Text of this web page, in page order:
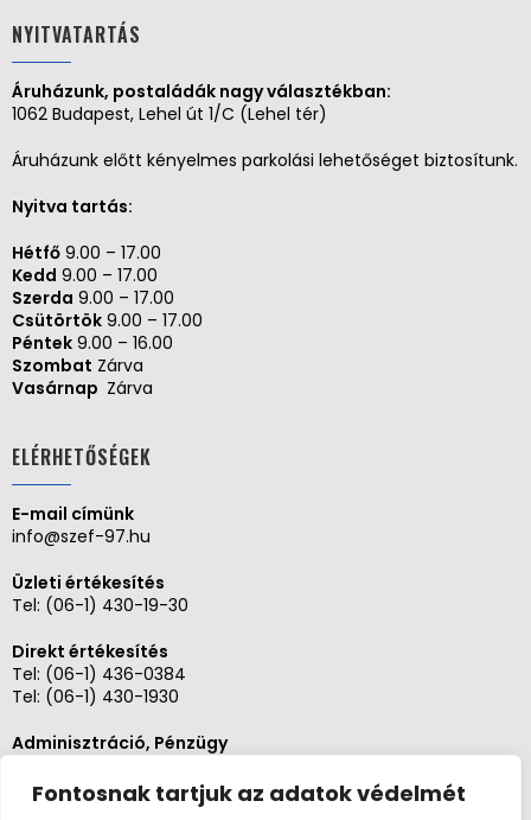
Fontosnak tartjuk az adatok védelmét
NYITVATARTÁS
Áruházunk, postaládák nagy választékban:
1062 Budapest, Lehel út 1/C (Lehel tér)
Áruházunk előtt kényelmes parkolási lehetőséget biztosítunk.
Nyitva tartás:
Hétfő 9.00 – 17.00
Kedd 9.00 – 17.00
Szerda 9.00 – 17.00
Csütörtök 9.00 – 17.00
Péntek 9.00 – 16.00
Szombat Zárva
Vasárnap Zárva
ELÉRHETŐSÉGEK
E-mail címünk
info@szef-97.hu
Üzleti értékesítés
Tel: (06-1) 430-19-30
Direkt értékesítés
Tel: (06-1) 436-0384
Tel: (06-1) 430-1930
Adminisztráció, Pénzügy
Szerviz és karbantartás